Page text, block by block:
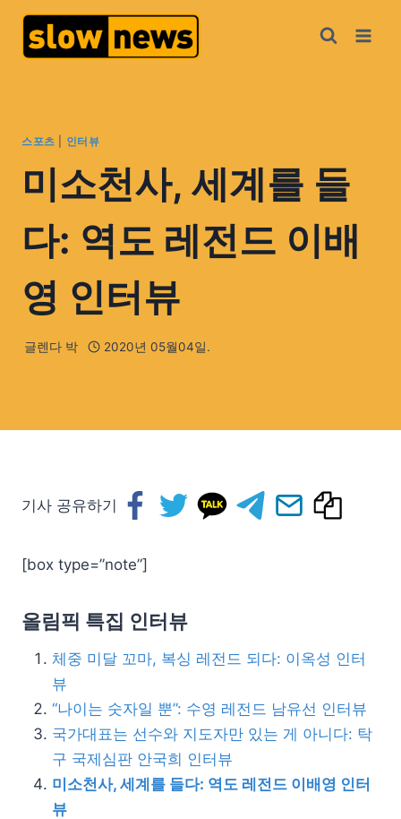
스포츠 인터뷰
미소천사, 세계를 들
다: 역도 레전드 이배
영 인터뷰
글렌다 박 2020년 05월04일.
기사 공유하기
[box type=”note”]
올림픽 특집 인터뷰
체중 미달 꼬마, 복싱 레전드 되다: 이옥성 인터
뷰
“나이는 숫자일 뿐”: 수영 레전드 남유선 인터뷰
국가대표는 선수와 지도자만 있는 게 아니다: 탁
구 국제심판 안국희 인터뷰
미소천사, 세계를 들다: 역도 레전드 이배영 인터
뷰